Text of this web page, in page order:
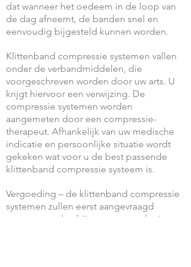
dat wanneer het oedeem in de loop van
de dag afneemt, de banden snel en
eenvoudig bijgesteld kunnen worden.
Klittenband compressie systemen vallen
onder de verbandmiddelen, die
voorgeschreven worden door uw arts. U
krijgt hiervoor een verwijzing. De
compressie systemen worden
aangemeten door een compressie-
therapeut. Afhankelijk van uw medische
indicatie en persoonlijke situatie wordt
gekeken wat voor u de best passende
klittenband compressie systeem is.
Vergoeding – de klittenband compressie
systemen zullen eerst aangevraagd
moeten worden bij uw zorgverzekering